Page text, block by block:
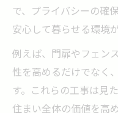
で、プライバシーの確
安心して暮らせる環境
例えば、門扉やフェン
性を高めるだけでなく
す。これらの工事は見
住まい全体の価値を高